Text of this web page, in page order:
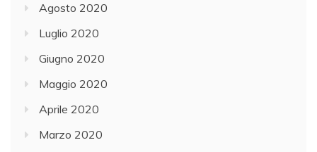
Agosto 2020
Luglio 2020
Giugno 2020
Maggio 2020
Aprile 2020
Marzo 2020